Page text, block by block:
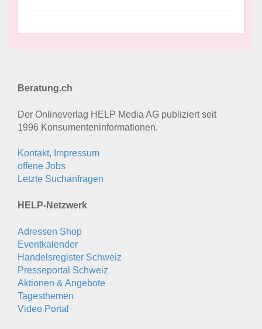
Beratung.ch
Der Onlineverlag HELP Media AG publiziert seit
1996 Konsumenten­informationen.
Kontakt, Impressum
offene Jobs
Letzte Suchanfragen
HELP-Netzwerk
Adressen Shop
Eventkalender
Handelsregister Schweiz
Presseportal Schweiz
Aktionen & Angebote
Tagesthemen
Video Portal